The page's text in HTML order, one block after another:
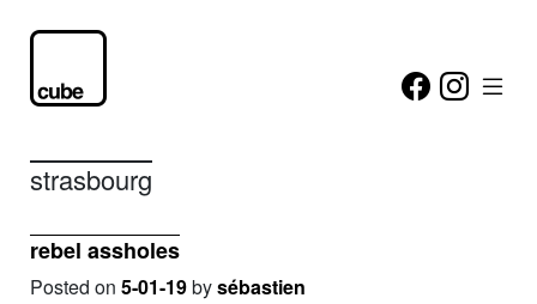
strasbourg
rebel assholes
Posted on 5-01-19bysébastien